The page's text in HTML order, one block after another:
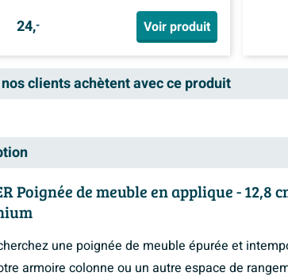
24,- Voir produit
clients achètent avec ce produit
Poignée de meuble en applique - 12,8
une poignée de meuble épurée et
armoire colonne ou un autre espace de